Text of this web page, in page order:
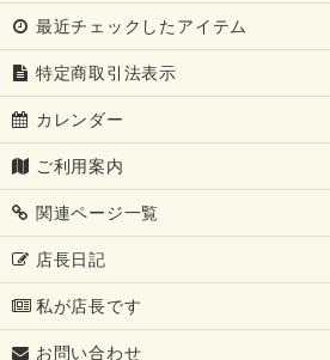
最近チェックしたアイテム
特定商取引法表示
カレンダー
ご利用案内
関連ページ一覧
店長日記
私が店長です
お問い合わせ